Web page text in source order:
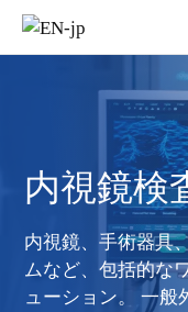
視
内視鏡検
内視鏡、手術器具
ムなど、包括的な
ューション。 一